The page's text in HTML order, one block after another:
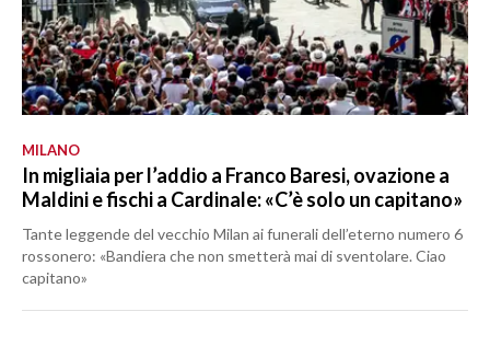
MILANO
In migliaia per l’addio a Franco Baresi, ovazione a
Maldini e fischi a Cardinale: «C’è solo un capitano»
Tante leggende del vecchio Milan ai funerali dell’eterno numero 6
rossonero: «Bandiera che non smetterà mai di sventolare. Ciao
capitano»